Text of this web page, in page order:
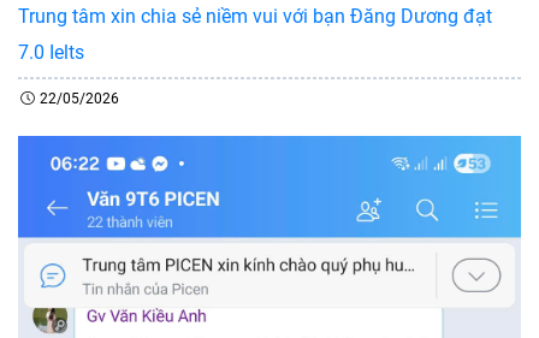
Trung tâm xin chia sẻ niềm vui với bạn Đăng Dương đạt
7.0 Ielts
22/05/2026